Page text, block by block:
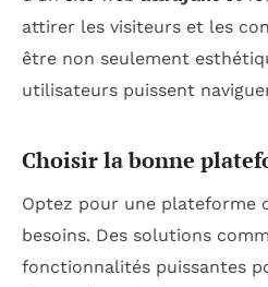
attirer les visiteurs et les
être non seulement
utilisateurs puissent
Choisir la bonne
Optez pour une plateforme
besoins. Des solutions
fonctionnalités puissantes